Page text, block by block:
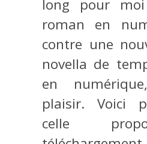
long pour
roman en
contre une
novella de
en
plaisir. Voici
celle